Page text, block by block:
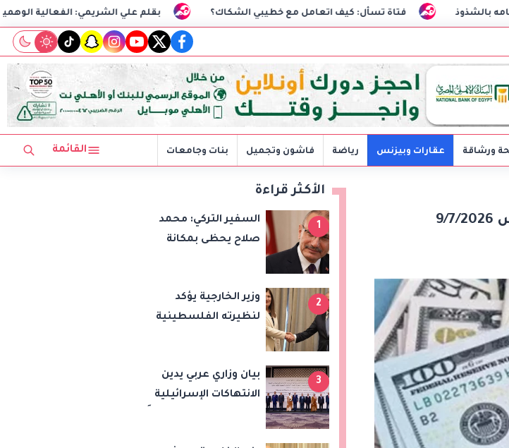
بقلم علي الشريمي: الفعالية الوهمية فتاة تسأل: كيف اتعامل مع خطيبي الشكاك؟
facebook
twitter
youtube
instagram
snapchat
tiktok
ورشاقة عقارات وبيزنس رياضة فاشون وتجميل بنات وجامعات القائمة
الأكثر قراءة
1
السفير التركي: محمد
صلاح يحظى بمكانة
سبور سيعزز طموحات
النادي
2
وزير الخارجية يؤكد
لنظيرته الفلسطينية
الدولة الفلسطينية
3
بيان وزاري عربي يدين
الانتهاكات الإسرائيلية